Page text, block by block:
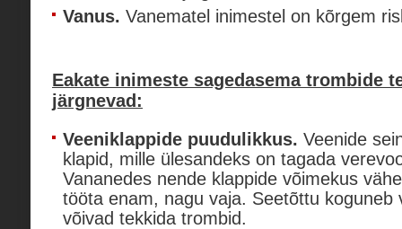
Vanus. Vanematel inimestel on kõrgem
Eakate inimeste sagedasema trombide
järgnevad:
Veeniklappide puudulikkus. Veenide
klapid, mille ülesandeks on tagada
Vananedes nende klappide võimekus
tööta enam, nagu vaja. Seetõttu koguneb
võivad tekkida trombid.